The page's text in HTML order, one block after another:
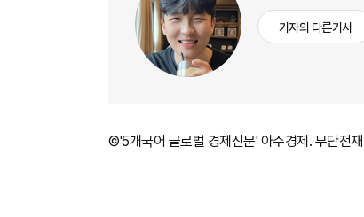
기자의 다른기사
©'5개국어 글로벌 경제신문' 아주경제. 무단전재